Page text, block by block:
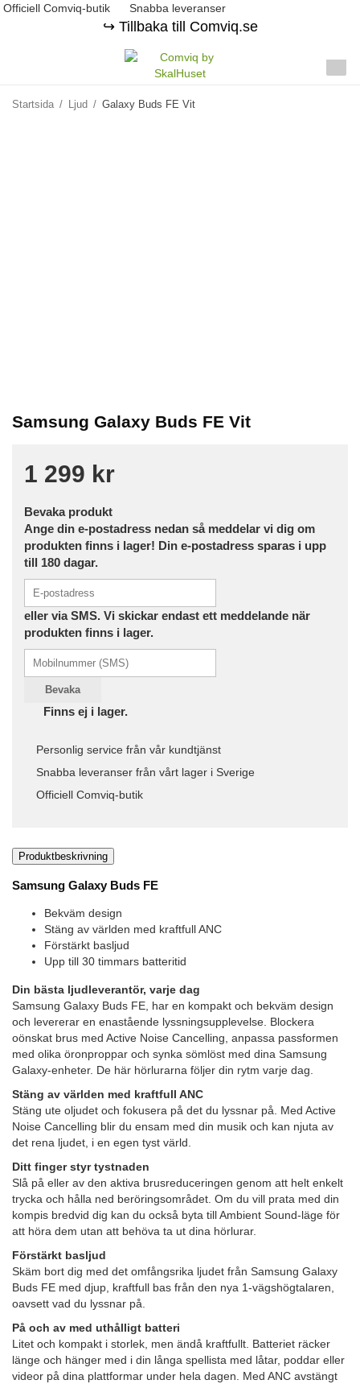
Officiell Comviq-butik Snabba leveranser
↪️ Tillbaka till Comviq.se
Startsida / Ljud / Galaxy Buds FE Vit
Samsung Galaxy Buds FE Vit
1 299 kr
Bevaka produkt
Ange din e-postadress nedan så meddelar vi dig om
produkten finns i lager! Din e-postadress sparas i upp
till 180 dagar.
eller via SMS. Vi skickar endast ett meddelande när
produkten finns i lager.
Bevaka
Finns ej i lager.
Personlig service från vår kundtjänst
Snabba leveranser från vårt lager i Sverige
Officiell Comviq-butik
Produktbeskrivning
Samsung Galaxy Buds FE
Bekväm design
Stäng av världen med kraftfull ANC
Förstärkt basljud
Upp till 30 timmars batteritid
Din bästa ljudleverantör, varje dag
Samsung Galaxy Buds FE, har en kompakt och bekväm design
och levererar en enastående lyssningsupplevelse. Blockera
oönskat brus med Active Noise Cancelling, anpassa passformen
med olika öronproppar och synka sömlöst med dina Samsung
Galaxy-enheter. De här hörlurarna följer din rytm varje dag.
Stäng av världen med kraftfull ANC
Stäng ute oljudet och fokusera på det du lyssnar på. Med Active
Noise Cancelling blir du ensam med din musik och kan njuta av
det rena ljudet, i en egen tyst värld.
Ditt finger styr tystnaden
Slå på eller av den aktiva brusreduceringen genom att helt enkelt
trycka och hålla ned beröringsområdet. Om du vill prata med din
kompis bredvid dig kan du också byta till Ambient Sound-läge för
att höra dem utan att behöva ta ut dina hörlurar.
Förstärkt basljud
Skäm bort dig med det omfångsrika ljudet från Samsung Galaxy
Buds FE med djup, kraftfull bas från den nya 1-vägshögtalaren,
oavsett vad du lyssnar på.
På och av med uthålligt batteri
Litet och kompakt i storlek, men ändå kraftfullt. Batteriet räcker
länge och hänger med i din långa spellista med låtar, poddar eller
videor på dina plattformar under hela dagen. Med ANC avstängt